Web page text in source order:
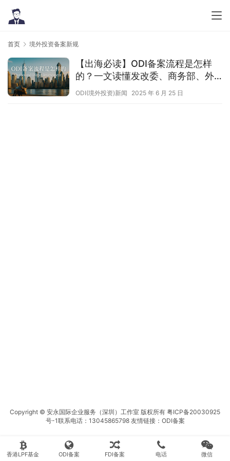
首页 境外投资备案新规
【出海必读】ODI备案流程是怎样
的？一文读懂发改委、商务部、外
汇局核心要点与政策
ODI(境外投资)新闻 2025 年 6 月 25 日
Copyright © 安永国际企业服务（深圳）工作室 版权所有 粤ICP备20030925
号-1联系电话：13045865798 友情链接： ODI备案
香港LPF基金 ODI备案 FDI备案 电话 微信